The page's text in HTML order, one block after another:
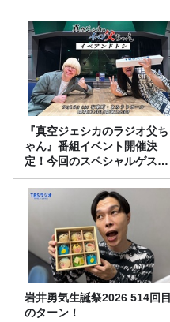
『真空ジェシカのラジオ父ち
ゃん』番組イベント開催決
定！今回のスペシャルゲスト
は、タカアンドトシ！
岩井勇気生誕祭2026 514回目
のターン！